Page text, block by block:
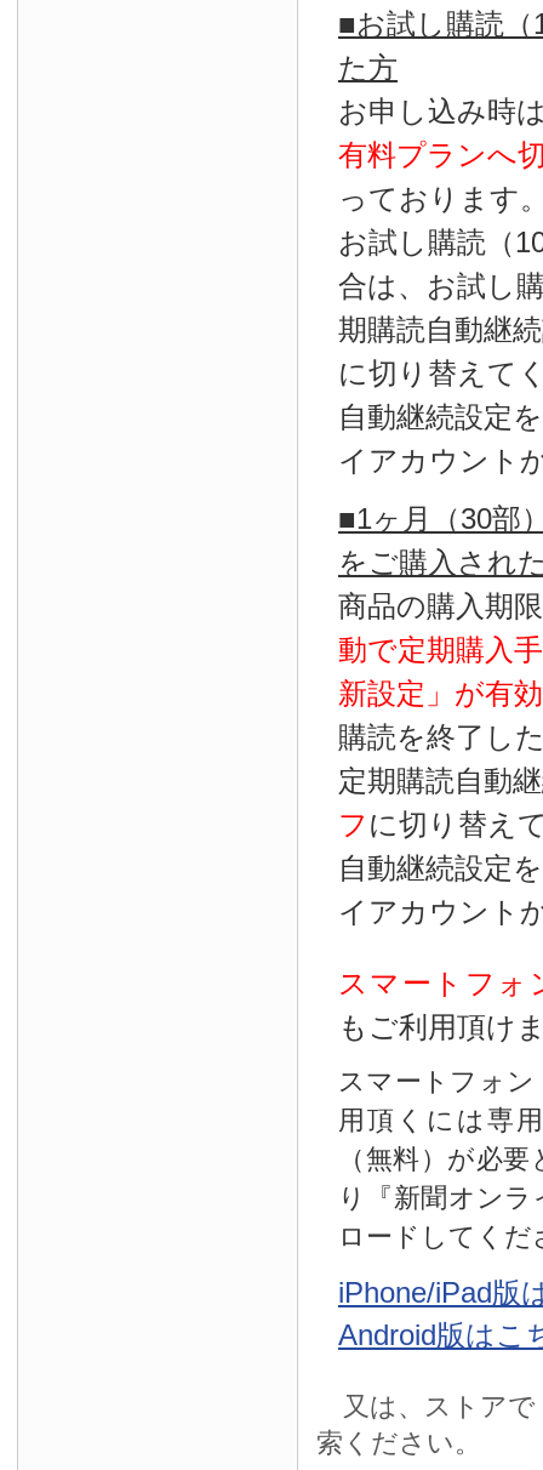
■お試し購読
た方
お申し込み時
有料プランへ
っております
お試し購読（
合は、お試し
期購読自動継
に切り替えて
自動継続設定
イアカウント
■1ヶ月（30部
をご購入され
商品の購入期
動で定期購入
新設定」が有効
購読を終了し
定期購読自動
フ に切り替え
自動継続設定
イアカウント
スマートフォ
もご利用頂け
スマートフォ
用頂くには専
（無料）が必
り『新聞オン
ロードしてくだ
iPhone/iPad版
Android版はこ
又は、ストアで
索ください。